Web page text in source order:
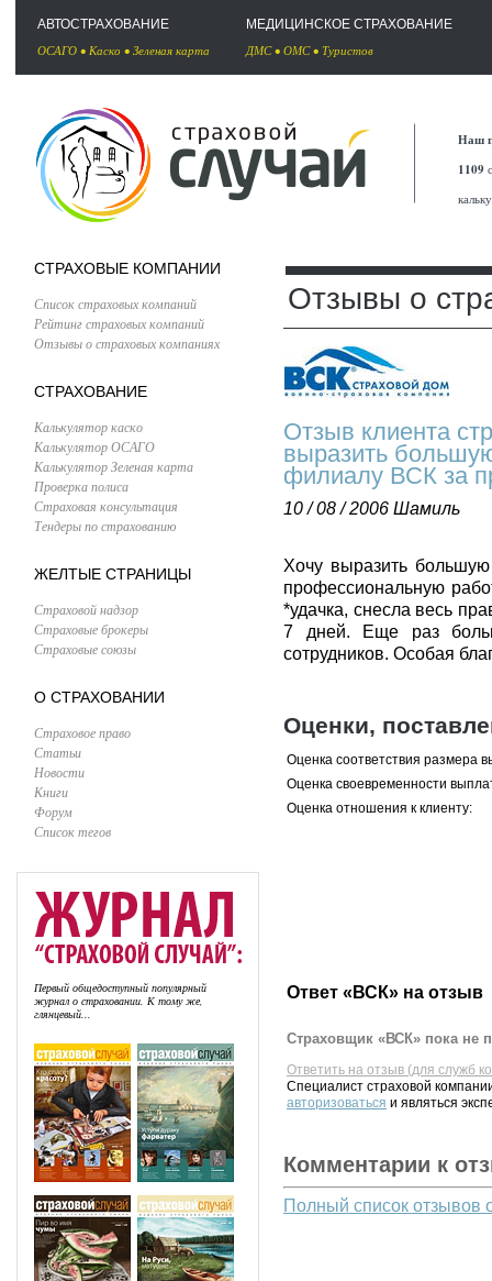
АВТОСТРАХОВАНИЕ
ОСАГО • Каско • Зеленая карта
МЕДИЦИНСКОЕ СТРАХОВАНИЕ
ДМС• ОМС• Туристов
Наш
1109
СТРАХОВЫЕ КОМПАНИИ
Список страховых компаний
Рейтинг страховых компаний
Отзывы о страховых компаниях
СТРАХОВАНИЕ
Калькулятор каско
Калькулятор ОСАГО
Калькулятор Зеленая карта
Проверка полиса
Страховая консультация
Тендеры по страхованию
ЖЕЛТЫЕ СТРАНИЦЫ
Страховой надзор
Страховые брокеры
Страховые союзы
О СТРАХОВАНИИ
Страховое право
Статьи
Новости
Книги
Форум
Список тегов
Первый общедоступный популярный
журнал о страховании. К тому же,
глянцевый...
Отзывы о
Отзыв клиента
выразить
филиалу ВСК за
10 / 08 / 2006 Шамиль
Хочу выразить
профессиональную
*удачка, снесла весь
7 дней. Еще раз
сотрудников. Особая
Оценки,
Оценка соответствия размера
Оценка своевременности
Оценка отношения к клиенту:
Ответ «ВСК» на отзыв
Страховщик «ВСК» пока не
Ответить на отзыв (для служб
Специалист страховой
авторизоваться и являться
Комментарии к
Полный список отзывов